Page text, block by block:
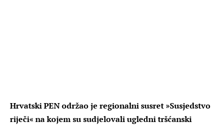
Hrvatski PEN održao je regionalni susret »Susjedstvo
riječi« na kojem su sudjelovali ugledni tršćanski